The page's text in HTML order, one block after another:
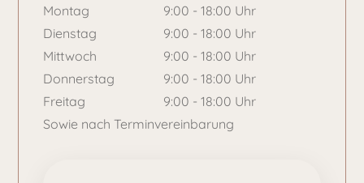
Montag
9:00 - 18:00 Uhr
Dienstag
9:00 - 18:00 Uhr
Mittwoch
9:00 - 18:00 Uhr
Donnerstag
9:00 - 18:00 Uhr
Freitag
9:00 - 18:00 Uhr
Sowie nach Terminvereinbarung